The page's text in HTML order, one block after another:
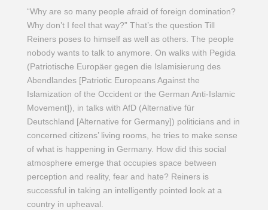
“Why are so many people afraid of foreign domination?
Why don’t I feel that way?” That’s the question Till
Reiners poses to himself as well as others. The people
nobody wants to talk to anymore. On walks with Pegida
(Patriotische Europäer gegen die Islamisierung des
Abendlandes [Patriotic Europeans Against the
Islamization of the Occident or the German Anti-Islamic
Movement]), in talks with AfD (Alternative für
Deutschland [Alternative for Germany]) politicians and in
concerned citizens’ living rooms, he tries to make sense
of what is happening in Germany. How did this social
atmosphere emerge that occupies space between
perception and reality, fear and hate? Reiners is
successful in taking an intelligently pointed look at a
country in upheaval.